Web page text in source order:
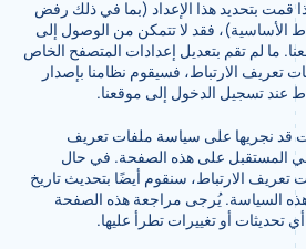
قمت بتحديد هذا الإعداد (بما في ذلك رفض
الأساسية)، فقد لا تتمكن من الوصول إلى
ما لم تقم بتعديل إعدادات المتصفح الخاص
الارتباط، فسيقوم نظامنا بإصدار
عند تسجيل الدخول إلى موقعنا.
قد نجريها على سياسة ملفات تعريف
في المستقبل على هذه الصفحة. في حال
تعريف الارتباط، سنقوم أيضًا بتحديث تاريخ
السياسة. يُرجى مراجعة هذه الصفحة
تحديثات أو تغييرات تطرأ عليها.